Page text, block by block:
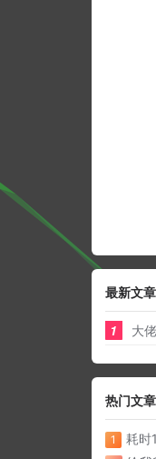
最新文章
1 大
热门文章
1 耗时